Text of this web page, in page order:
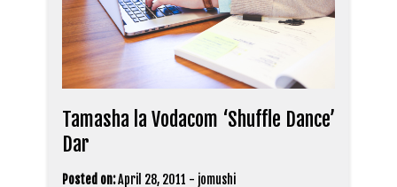
Tamasha la Vodacom ‘Shuffle Dance’
Dar
Posted on:April 28, 2011 - jomushi